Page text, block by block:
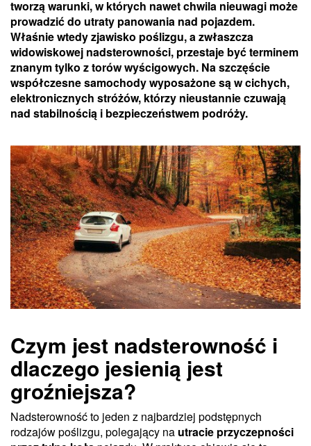
tworzą warunki, w których nawet chwila nieuwagi może
prowadzić do utraty panowania nad pojazdem.
Właśnie wtedy zjawisko poślizgu, a zwłaszcza
widowiskowej nadsterowności, przestaje być terminem
znanym tylko z torów wyścigowych. Na szczęście
współczesne samochody wyposażone są w cichych,
elektronicznych stróżów, którzy nieustannie czuwają
nad stabilnością i bezpieczeństwem podróży.
Czym jest nadsterowność i
dlaczego jesienią jest
groźniejsza?
Nadsterowność to jeden z najbardziej podstępnych
rodzajów poślizgu, polegający na utracie przyczepności